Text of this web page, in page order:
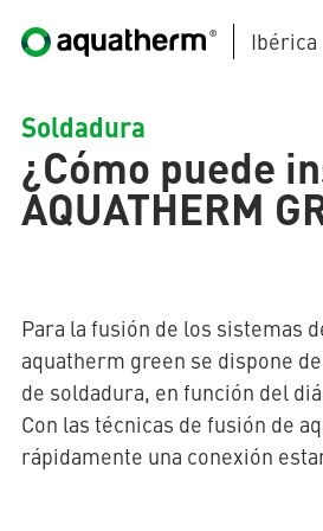
Ibérica
AQUATHERM BLUE
(current)
Soldadura
¿Cómo puede
AQUATHERM
Para la fusión de los sistemas
aquatherm green se dispone
de soldadura, en función del
Con las técnicas de fusión de
rápidamente una conexión